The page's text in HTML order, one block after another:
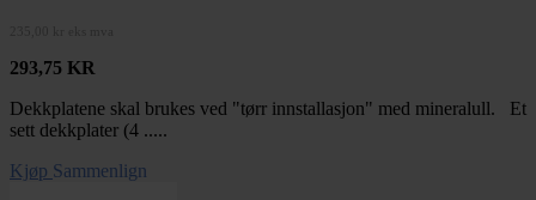
293,75 KR
Dekkplatene skal brukes ved "tørr innstallasjon" med mineralull. Et
sett dekkplater (4 .....
Kjøp Sammenlign